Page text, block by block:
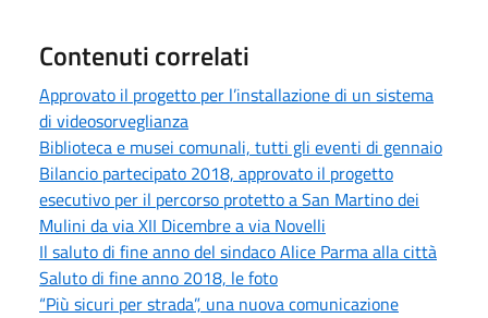
Contenuti correlati
Approvato il progetto per l’installazione di un sistema
di videosorveglianza
Biblioteca e musei comunali, tutti gli eventi di gennaio
Bilancio partecipato 2018, approvato il progetto
esecutivo per il percorso protetto a San Martino dei
Mulini da via XII Dicembre a via Novelli
Il saluto di fine anno del sindaco Alice Parma alla città
Saluto di fine anno 2018, le foto
“Più sicuri per strada”, una nuova comunicazione